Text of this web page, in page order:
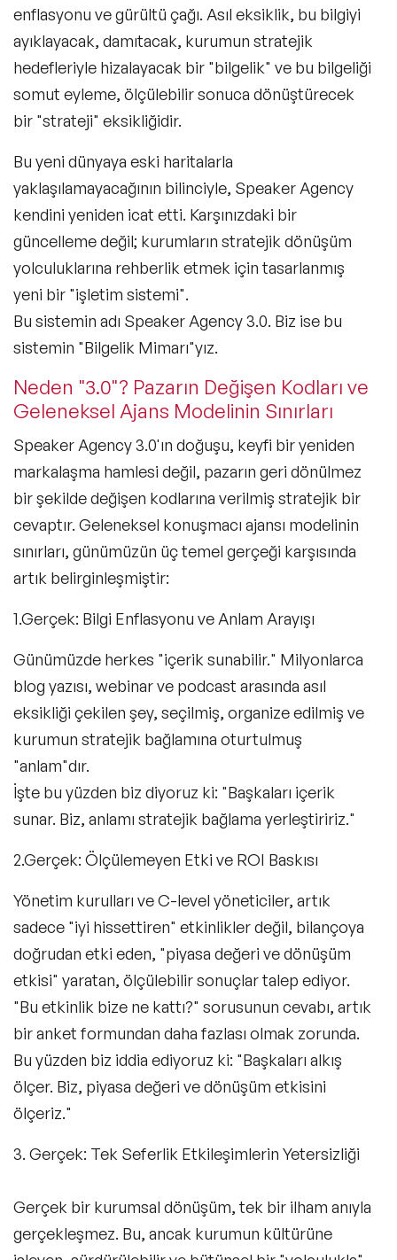
enflasyonu ve gürültü çağı. Asıl eksiklik, bu bilgiyi
ayıklayacak, damıtacak, kurumun stratejik
hedefleriyle hizalayacak bir "bilgelik" ve bu bilgeliği
somut eyleme, ölçülebilir sonuca dönüştürecek
bir "strateji" eksikliğidir.
Bu yeni dünyaya eski haritalarla
yaklaşılamayacağının bilinciyle, Speaker Agency
kendini yeniden icat etti. Karşınızdaki bir
güncelleme değil; kurumların stratejik dönüşüm
yolculuklarına rehberlik etmek için tasarlanmış
yeni bir "işletim sistemi".
Bu sistemin adı Speaker Agency 3.0. Biz ise bu
sistemin "Bilgelik Mimarı"yız.
Neden "3.0"? Pazarın Değişen Kodları ve
Geleneksel Ajans Modelinin Sınırları
Speaker Agency 3.0'ın doğuşu, keyfi bir yeniden
markalaşma hamlesi değil, pazarın geri dönülmez
bir şekilde değişen kodlarına verilmiş stratejik bir
cevaptır. Geleneksel konuşmacı ajansı modelinin
sınırları, günümüzün üç temel gerçeği karşısında
artık belirginleşmiştir:
1.Gerçek: Bilgi Enflasyonu ve Anlam Arayışı
Günümüzde herkes "içerik sunabilir." Milyonlarca
blog yazısı, webinar ve podcast arasında asıl
eksikliği çekilen şey, seçilmiş, organize edilmiş ve
kurumun stratejik bağlamına oturtulmuş
"anlam"dır.
İşte bu yüzden biz diyoruz ki: "Başkaları içerik
sunar. Biz, anlamı stratejik bağlama yerleştiririz."
2.Gerçek: Ölçülemeyen Etki ve ROI Baskısı
Yönetim kurulları ve C-level yöneticiler, artık
sadece "iyi hissettiren" etkinlikler değil, bilançoya
doğrudan etki eden, "piyasa değeri ve dönüşüm
etkisi" yaratan, ölçülebilir sonuçlar talep ediyor.
"Bu etkinlik bize ne kattı?" sorusunun cevabı, artık
bir anket formundan daha fazlası olmak zorunda.
Bu yüzden biz iddia ediyoruz ki: "Başkaları alkış
ölçer. Biz, piyasa değeri ve dönüşüm etkisini
ölçeriz."
3. Gerçek: Tek Seferlik Etkileşimlerin Yetersizliği
Gerçek bir kurumsal dönüşüm, tek bir ilham anıyla
gerçekleşmez. Bu, ancak kurumun kültürüne